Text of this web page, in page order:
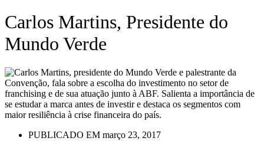
Carlos Martins, Presidente do
Mundo Verde
PUBLICADO EM março 23, 2017